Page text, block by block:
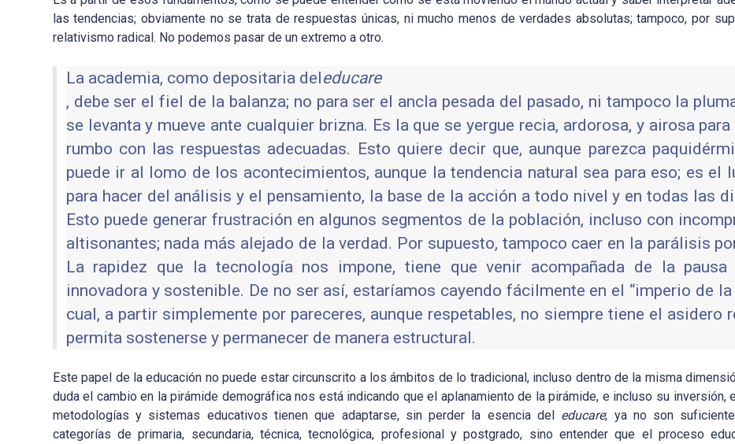
las tendencias; obviamente no se trata de respuestas únicas, ni mucho menos de verdades absolutas; tampoco, por
relativismo radical. No podemos pasar de un extremo a otro.
La academia, como depositaria deleducare
, debe ser el fiel de la balanza; no para ser el ancla pesada del pasado, ni tampoco la
se levanta y mueve ante cualquier brizna. Es la que se yergue recia, ardorosa, y airosa
rumbo con las respuestas adecuadas. Esto quiere decir que, aunque parezca
puede ir al lomo de los acontecimientos, aunque la tendencia natural sea para eso; es el
para hacer del análisis y el pensamiento, la base de la acción a todo nivel y en todas las
Esto puede generar frustración en algunos segmentos de la población, incluso con
altisonantes; nada más alejado de la verdad. Por supuesto, tampoco caer en la parálisis
La rapidez que la tecnología nos impone, tiene que venir acompañada de la pausa
innovadora y sostenible. De no ser así, estaríamos cayendo fácilmente en el “imperio de la
cual, a partir simplemente por pareceres, aunque respetables, no siempre tiene el asidero
permita sostenerse y permanecer de manera estructural.
Este papel de la educación no puede estar circunscrito a los ámbitos de lo tradicional, incluso dentro de la misma
duda el cambio en la pirámide demográfica nos está indicando que el aplanamiento de la pirámide, e incluso su inversión,
metodologías y sistemas educativos tienen que adaptarse, sin perder la esencia del educare; ya no son
categorías de primaria, secundaria, técnica, tecnológica, profesional y postgrado, sino entender que el proceso